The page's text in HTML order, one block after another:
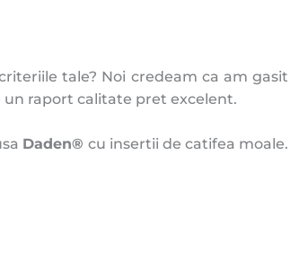
tale? Noi credeam ca am gasit
un raport calitate pret excelent.
Daden® cu insertii de catifea moale.